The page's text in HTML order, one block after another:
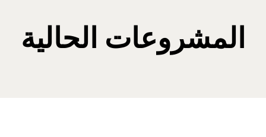
المشروعات الحالية